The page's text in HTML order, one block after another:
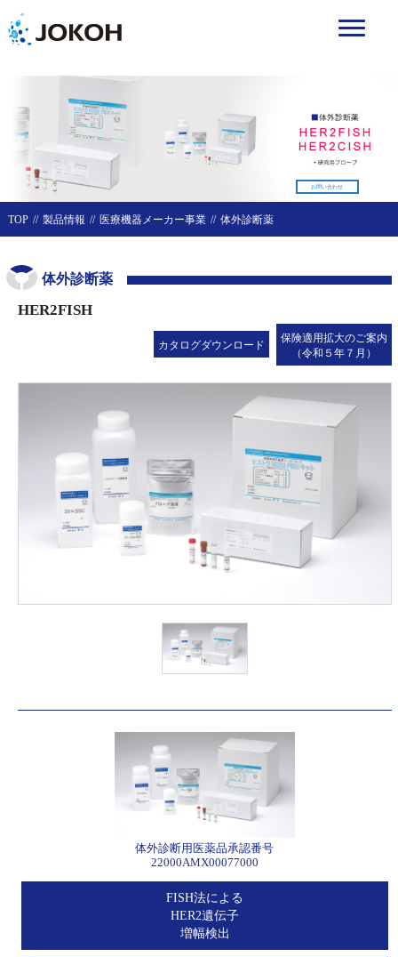
お問い合わせ
TOP 製品情報 医療機器メーカー事業 体外診断薬
体外診断薬
HER2FISH
カタログダウンロード
保険適用拡大のご案内
（令和５年７月）
体外診断用医薬品承認番号
22000AMX00077000
FISH法による
HER2遺伝子
増幅検出